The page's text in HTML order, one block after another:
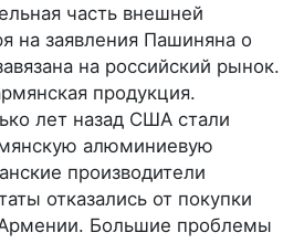
часть внешней
на заявления Пашиняна о
на российский рынок.
продукция.
лет назад США стали
алюминиевую
производители
отказались от покупки
Большие проблемы